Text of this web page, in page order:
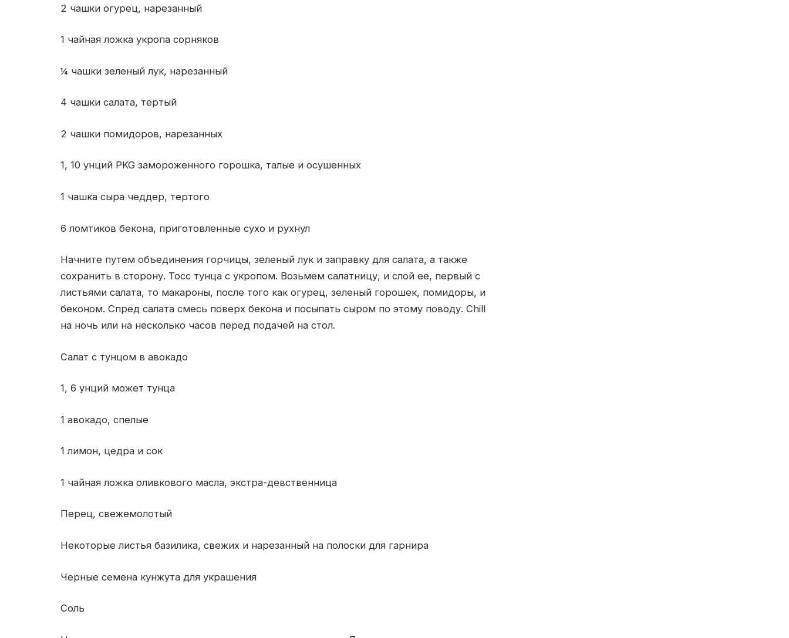
2 чашки огурец, нарезанный
1 чайная ложка укропа сорняков
¼ чашки зеленый лук, нарезанный
4 чашки салата, тертый
2 чашки помидоров, нарезанных
1, 10 унций PKG замороженного горошка, талые и осушенных
1 чашка сыра чеддер, тертого
6 ломтиков бекона, приготовленные сухо и рухнул
Начните путем объединения горчицы, зеленый лук и заправку для салата, а также
сохранить в сторону. Тосс тунца с укропом. Возьмем салатницу, и слой ее, первый с
листьями салата, то макароны, после того как огурец, зеленый горошек, помидоры, и
беконом. Спред салата смесь поверх бекона и посыпать сыром по этому поводу. Chill
на ночь или на несколько часов перед подачей на стол.
Салат с тунцом в авокадо
1, 6 унций может тунца
1 авокадо, спелые
1 лимон, цедра и сок
1 чайная ложка оливкового масла, экстра-девственница
Перец, свежемолотый
Некоторые листья базилика, свежих и нарезанный на полоски для гарнира
Черные семена кунжута для украшения
Соль